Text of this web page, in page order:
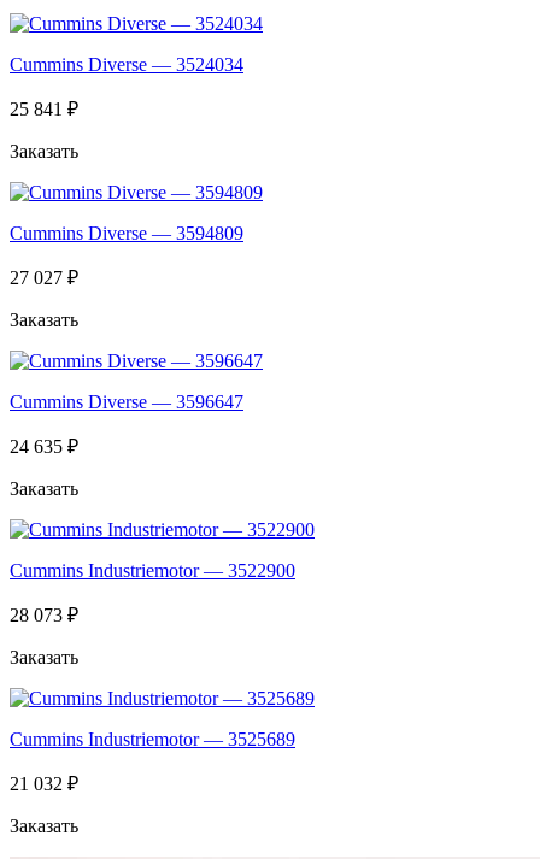
Cummins Diverse — 3524034
25 841 ₽
Заказать
Cummins Diverse — 3594809
27 027 ₽
Заказать
Cummins Diverse — 3596647
24 635 ₽
Заказать
Cummins Industriemotor — 3522900
28 073 ₽
Заказать
Cummins Industriemotor — 3525689
21 032 ₽
Заказать